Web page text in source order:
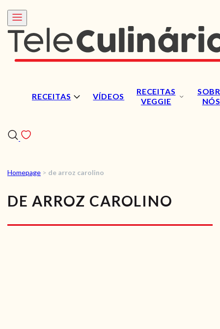
RECEITAS VÍDEOS
RECEITAS
VEGGIE
NÓS
RECEITAS
VÍDEOS
RECEITAS VEGGIE
Homepage > de arroz carolino
DE ARROZ CAROLINO